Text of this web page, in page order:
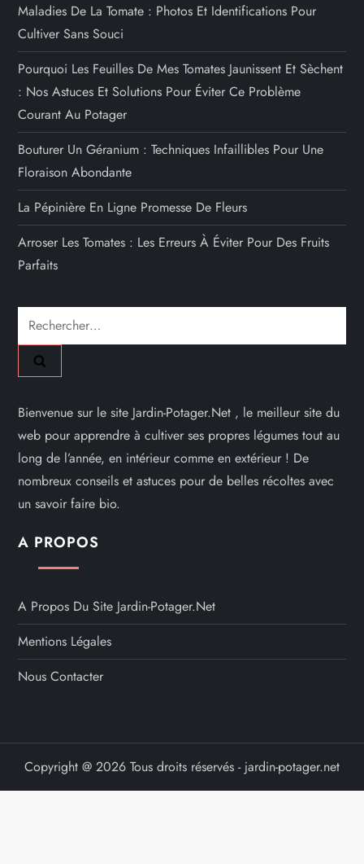
Maladies De La Tomate : Photos Et Identifications Pour
Cultiver Sans Souci
Pourquoi Les Feuilles De Mes Tomates Jaunissent Et Sèchent
: Nos Astuces Et Solutions Pour Éviter Ce Problème
Courant Au Potager
Bouturer Un Géranium : Techniques Infaillibles Pour Une
Floraison Abondante
La Pépinière En Ligne Promesse De Fleurs
Arroser Les Tomates : Les Erreurs À Éviter Pour Des Fruits
Parfaits
Rechercher :
Bienvenue sur le site Jardin-Potager.Net , le meilleur site du
web pour apprendre à cultiver ses propres légumes tout au
long de l’année, en intérieur comme en extérieur ! De
nombreux conseils et astuces pour de belles récoltes avec
un savoir faire bio.
A PROPOS
A Propos Du Site Jardin-Potager.net
Mentions Légales
Nous Contacter
Copyright @ 2026 Tous droits réservés - jardin-potager.net